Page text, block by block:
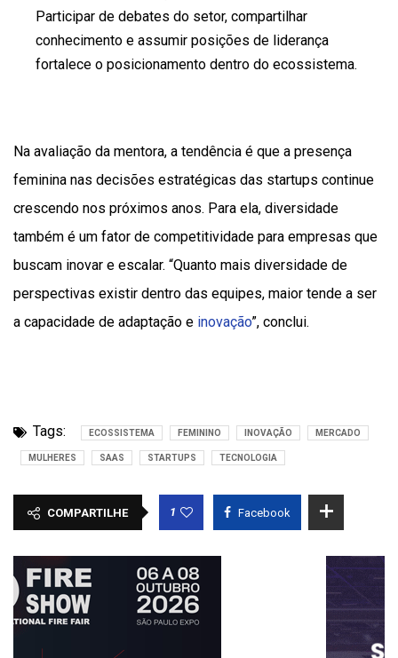
Participar de debates do setor, compartilhar
conhecimento e assumir posições de liderança
fortalece o posicionamento dentro do ecossistema.
Na avaliação da mentora, a tendência é que a presença
feminina nas decisões estratégicas das startups continue
crescendo nos próximos anos. Para ela, diversidade
também é um fator de competitividade para empresas que
buscam inovar e escalar. “Quanto mais diversidade de
perspectivas existir dentro das equipes, maior tende a ser
a capacidade de adaptação e inovação”, conclui.
Tags: ECOSSISTEMA FEMININO INOVAÇÃO MERCADO
MULHERES SAAS STARTUPS TECNOLOGIA
COMPARTILHE 1 Facebook